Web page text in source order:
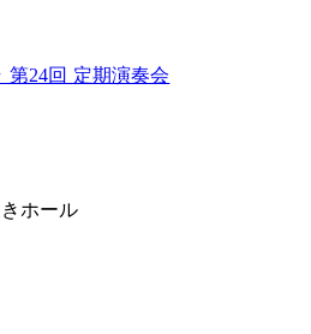
第24回 定期演奏会
ホール